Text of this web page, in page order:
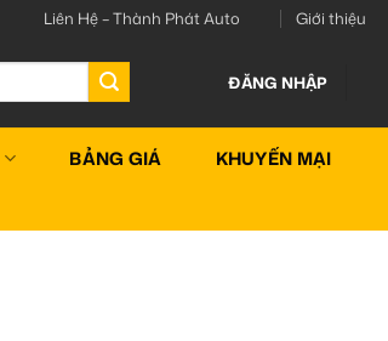
Liên Hệ – Thành Phát Auto Giới thiệu
ĐĂNG NHẬP
BẢNG GIÁ KHUYẾN MẠI